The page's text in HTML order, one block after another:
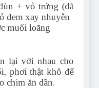
+ vỏ trứng (đã
đem xay nhuyễn
muối loãng
lại với nhau cho
phơi thật khô để
chim ăn dần.